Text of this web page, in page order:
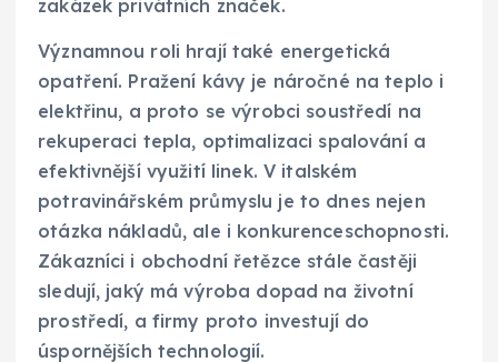
zakázek privátních značek.
Významnou roli hrají také energetická
opatření. Pražení kávy je náročné na teplo i
elektřinu, a proto se výrobci soustředí na
rekuperaci tepla, optimalizaci spalování a
efektivnější využití linek. V italském
potravinářském průmyslu je to dnes nejen
otázka nákladů, ale i konkurenceschopnosti.
Zákazníci i obchodní řetězce stále častěji
sledují, jaký má výroba dopad na životní
prostředí, a firmy proto investují do
úspornějších technologií.